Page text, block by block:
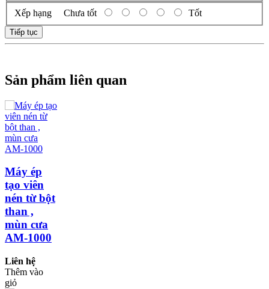
Xếp hạng Chưa tốt Tốt
Tiếp tục
Sản phẩm liên quan
Máy ép
tạo viên
nén từ bột
than ,
mùn cưa
AM-1000
Liên hệ
Thêm vào
giỏ